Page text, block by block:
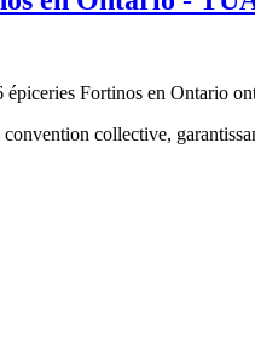
Fortinos en Ontario
collective,